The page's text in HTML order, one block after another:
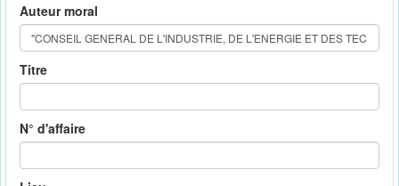
Auteur moral
Titre
N° d'affaire